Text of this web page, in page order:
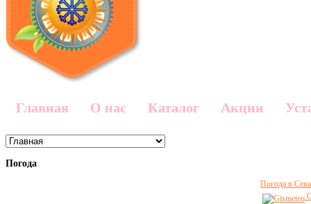
Главная О нас Каталог Акции
Погода
Погода в